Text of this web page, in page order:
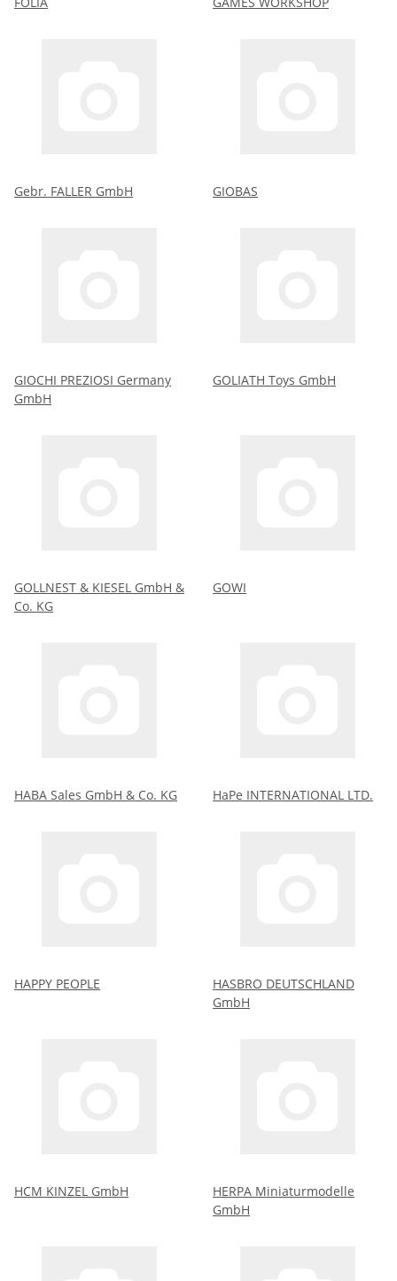
Gebr. FALLER GmbH GIOBAS
GIOCHI PREZIOSI Germany
GmbH
GOLIATH Toys GmbH
GOLLNEST & KIESEL GmbH &
Co. KG
GOWI
HABA Sales GmbH & Co. KG HaPe INTERNATIONAL LTD.
HAPPY PEOPLE
HASBRO DEUTSCHLAND
GmbH
HCM KINZEL GmbH
HERPA Miniaturmodelle
GmbH